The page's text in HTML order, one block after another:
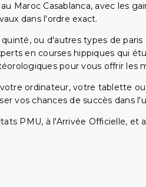
Maroc Casablanca, avec les
dans l'ordre exact.
ou d'autres types de
en courses hippiques qui
pour vous offrir les
ordinateur, votre tablette
vos chances de succès dans
PMU, à l'Arrivée Officielle, et